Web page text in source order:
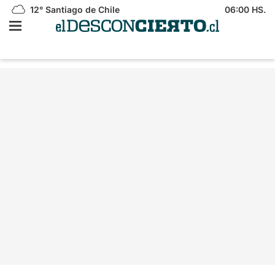
12° Santiago de Chile 06:00 HS.